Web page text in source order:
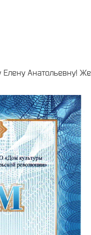
Елену Анатольевну!